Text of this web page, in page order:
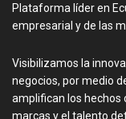
Plataforma líder en
empresarial y de las
Visibilizamos la
negocios, por medio
amplifican los hechos
marcas y el talento